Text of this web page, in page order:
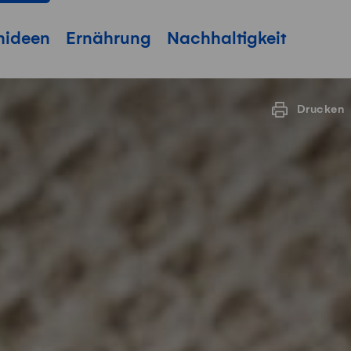
Ernährung Nachhaltigkeit
Drucken